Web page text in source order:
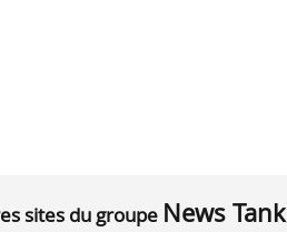
sites du groupe News Tank